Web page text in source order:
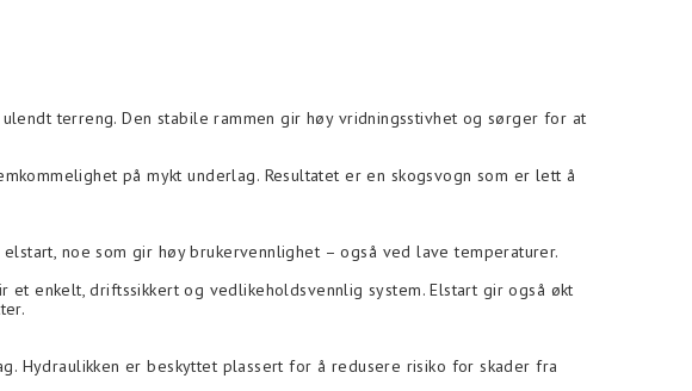
terreng. Den stabile rammen gir høy vridningsstivhet og sørger for at
på mykt underlag. Resultatet er en skogsvogn som er lett å
noe som gir høy brukervennlighet – også ved lave temperaturer.
enkelt, driftssikkert og vedlikeholdsvennlig system. Elstart gir også økt
Hydraulikken er beskyttet plassert for å redusere risiko for skader fra